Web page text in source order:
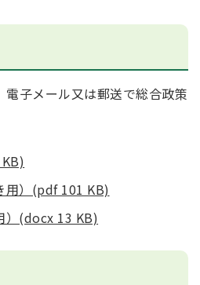
子メール又は郵送で総合政策
用）(pdf 101 KB)
）(docx 13 KB)